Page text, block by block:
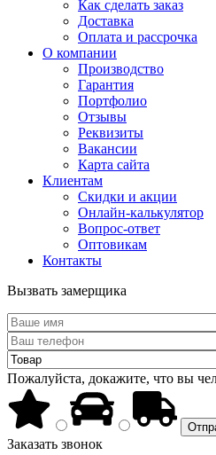
Как сделать заказ
Доставка
Оплата и рассрочка
О компании
Производство
Гарантия
Портфолио
Отзывы
Реквизиты
Вакансии
Карта сайта
Клиентам
Скидки и акции
Онлайн-калькулятор
Вопрос-ответ
Оптовикам
Контакты
Вызвать замерщика
Пожалуйста, докажите, что вы
Заказать звонок